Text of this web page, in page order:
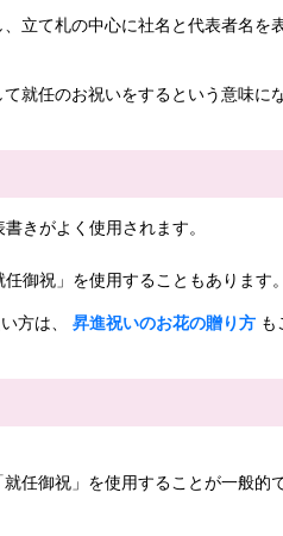
立て札の中心に社名と代表者名
就任のお祝いをするという意味に
きがよく使用されます。
御祝」を使用することもあります。
方は、 昇進祝いのお花の贈り方 も
任御祝」を使用することが一般的で